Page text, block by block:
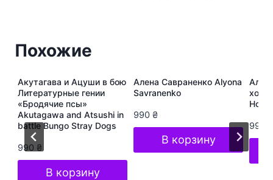
Похожие
Акутагава и Ацуши в бою
Литературные гении
«Бродячие псы»
Akutagawa and Atsushi in
battle Bungo Stray Dogs
990 ₴
В корзину
Алена Савраненко Alyona
Savranenko
990 ₴
В корзину
хоп
Hop
990